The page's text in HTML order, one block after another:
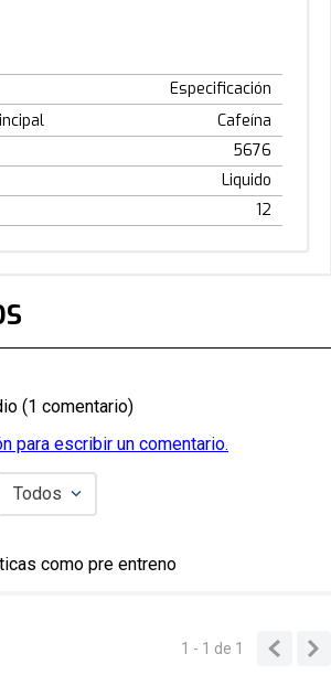
Especificación
Cafeína
5676
Liquido
12
(1 comentario)
para escribir un comentario.
Todos
como pre entreno
1 - 1 de 1